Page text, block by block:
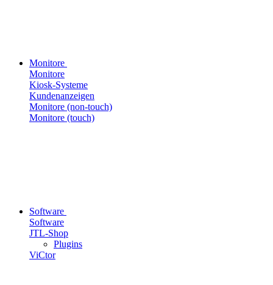
Monitore
Monitore
Kiosk-Systeme
Kundenanzeigen
Monitore (non-touch)
Monitore (touch)
Software
Software
JTL-Shop
Plugins
ViCtor